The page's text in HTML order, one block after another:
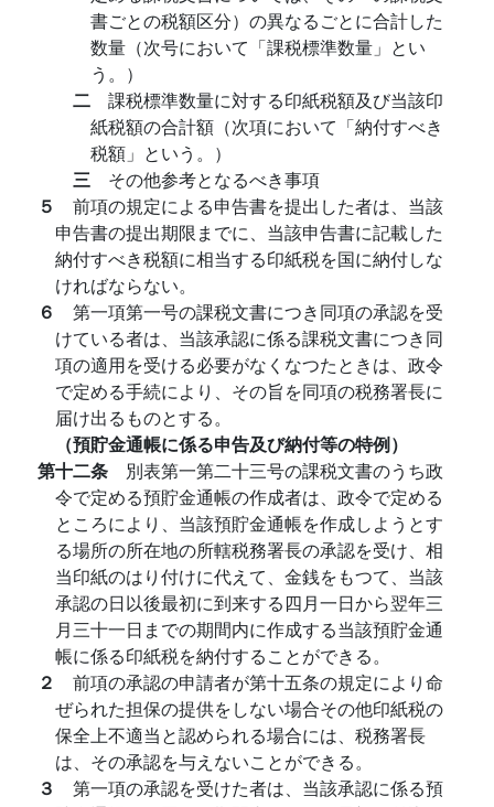
書ごとの税額区分）の異なるごとに合計した
数量（次号において「課税標準数量」とい
う。）
二 課税標準数量に対する印紙税額及び当該印
紙税額の合計額（次項において「納付すべき
税額」という。）
三 その他参考となるべき事項
５ 前項の規定による申告書を提出した者は、当該
申告書の提出期限までに、当該申告書に記載した
納付すべき税額に相当する印紙税を国に納付しな
ければならない。
６ 第一項第一号の課税文書につき同項の承認を受
けている者は、当該承認に係る課税文書につき同
項の適用を受ける必要がなくなつたときは、政令
で定める手続により、その旨を同項の税務署長に
届け出るものとする。
（預貯金通帳に係る申告及び納付等の特例）
第十二条 別表第一第二十三号の課税文書のうち政
令で定める預貯金通帳の作成者は、政令で定める
ところにより、当該預貯金通帳を作成しようとす
る場所の所在地の所轄税務署長の承認を受け、相
当印紙のはり付けに代えて、金銭をもつて、当該
承認の日以後最初に到来する四月一日から翌年三
月三十一日までの期間内に作成する当該預貯金通
帳に係る印紙税を納付することができる。
２ 前項の承認の申請者が第十五条の規定により命
ぜられた担保の提供をしない場合その他印紙税の
保全上不適当と認められる場合には、税務署長
は、その承認を与えないことができる。
３ 第一項の承認を受けた者は、当該承認に係る預